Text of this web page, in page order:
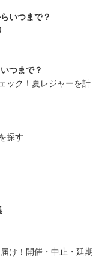
いつまで？
つまで？
ック！夏レジャーを計
探す
け！開催・中止・延期